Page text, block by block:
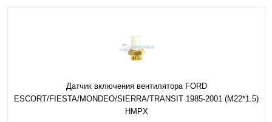
Датчик включения вентилятора FORD
ESCORT/FIESTA/MONDEO/SIERRA/TRANSIT 1985-2001 (M22*1.5)
HMPX